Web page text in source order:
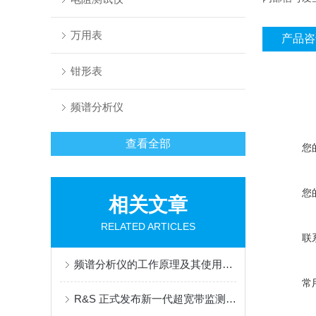
万用表
钳形表
频谱分析仪
查看全部
相关文章
RELATED ARTICLES
频谱分析仪的工作原理及其使用技巧
R&S 正式发布新一代超宽带监测接收机ESMW
产品
您
您
联
常